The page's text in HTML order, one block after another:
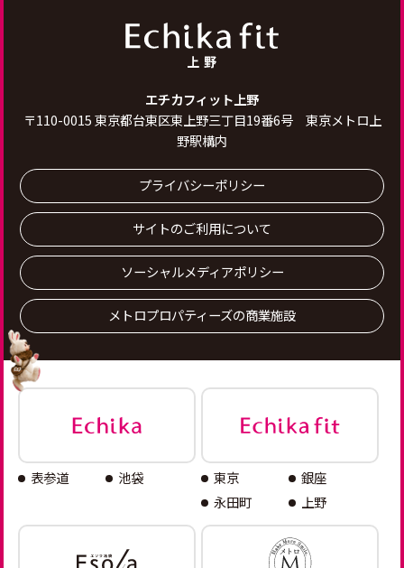
エチカフィット上野
〒110-0015東京都台東区東上野三丁目19番6号 東京メトロ上
野駅構内
プライバシーポリシー
サイトのご利用について
ソーシャルメディアポリシー
メトロプロパティーズの商業施設
表参道 池袋 東京
銀座
永田町
上野